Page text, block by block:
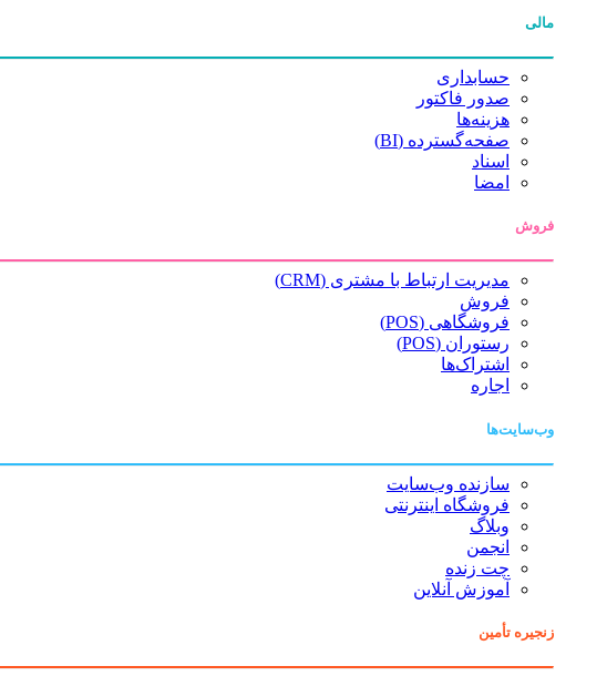
مالی
حسابداری
صدور فاکتور
هزینه‌ها
صفحه‌گسترده (BI)
اسناد
امضا
فروش
مدیریت ارتباط با مشتری (CRM)
فروش
فروشگاهی (POS)
رستوران (POS)
اشتراک‌ها
اجاره
وب‌سایت‌ها
سازنده وب‌سایت
فروشگاه اینترنتی
وبلاگ
انجمن
چت زنده
آموزش آنلاین
زنجیره تأمین